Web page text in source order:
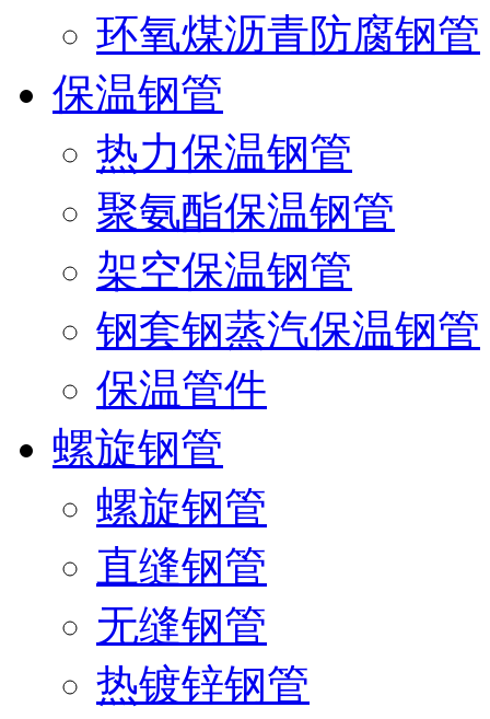
环氧煤沥青防腐钢管
保温钢管
热力保温钢管
聚氨酯保温钢管
架空保温钢管
钢套钢蒸汽保温钢管
保温管件
螺旋钢管
螺旋钢管
直缝钢管
无缝钢管
热镀锌钢管